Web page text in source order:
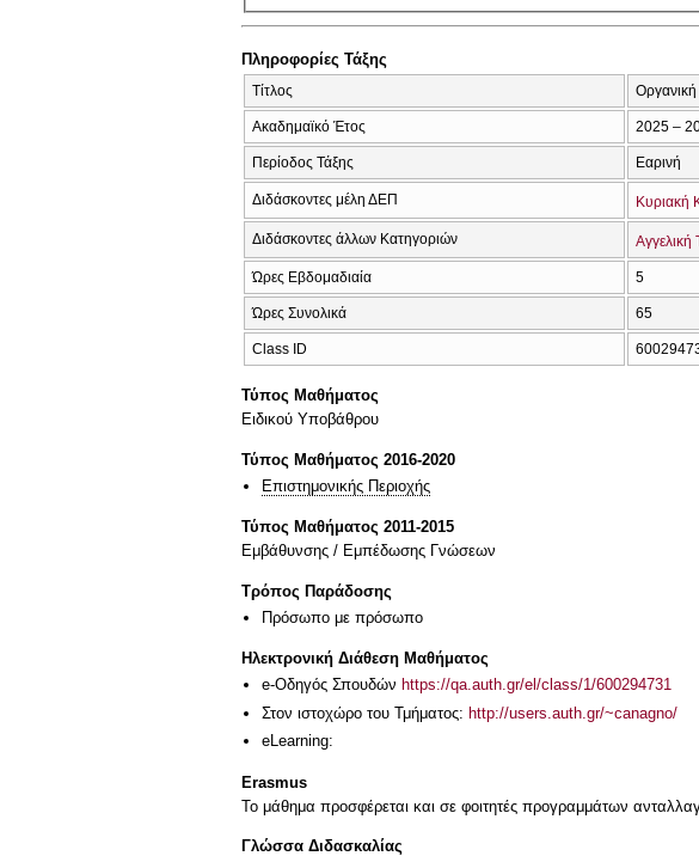
Πληροφορίες Τάξης
Τίτλος Οργανική
Ακαδημαϊκό Έτος 2025 –
Περίοδος Τάξης Εαρινή
Διδάσκοντες μέλη ΔΕΠ Κυριακή
Διδάσκοντες άλλων Κατηγοριών
Ώρες Εβδομαδιαία 5
Ώρες Συνολικά 65
Class ID
Τύπος Μαθήματος
Ειδικού Υποβάθρου
Τύπος Μαθήματος 2016-2020
Επιστημονικής Περιοχής
Τύπος Μαθήματος 2011-2015
Εμβάθυνσης / Εμπέδωσης Γνώσεων
Τρόπος Παράδοσης
Πρόσωπο με πρόσωπο
Ηλεκτρονική Διάθεση Μαθήματος
e-Οδηγός Σπουδών https://qa.auth.gr/el/class/1/600294731
Στον ιστοχώρο του Τμήματος: http://users.auth.gr/~canagno/
eLearning:
Erasmus
Το μάθημα προσφέρεται και σε φοιτητές προγραμμάτων
Γλώσσα Διδασκαλίας